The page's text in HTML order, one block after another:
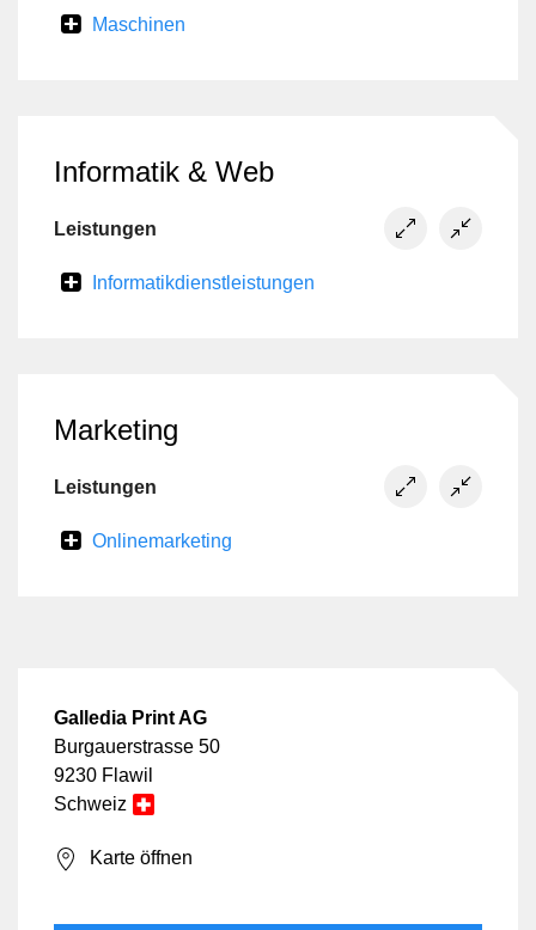
Maschinen
Informatik & Web
Leistungen
Informatikdienstleistungen
Marketing
Leistungen
Onlinemarketing
Galledia Print AG
Burgauerstrasse 50
9230 Flawil
Schweiz
Karte öffnen